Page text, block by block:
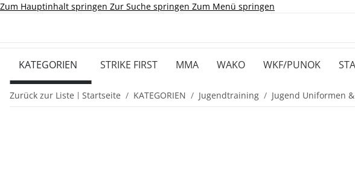
Zum Hauptinhalt springen Zur Suche springen Zum Menü springen
KATEGORIEN STRIKE FIRST MMA WAKO WKF/PUNOK
Zurück zur Liste Startseite KATEGORIEN Jugendtraining Jugend Uniformen